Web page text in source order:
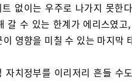
없이는 우주로 나가지 못한
갈 수 있는 한계가 에리스였
영향을 미칠 수 있는 마지막
자치정부를 이리저리 흔들 수